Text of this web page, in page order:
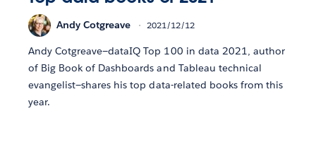
Andy Cotgreave 2021/12/12
Andy Cotgreave—dataIQ Top 100 in data 2021, author
of Big Book of Dashboards and Tableau technical
evangelist—shares his top data-related books from this
year.